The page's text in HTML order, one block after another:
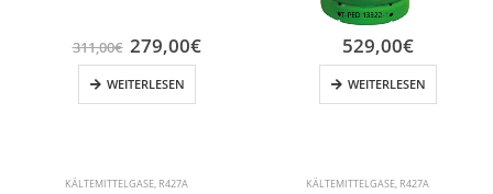
KÄLTEMITTELGASE, R427A
311,00€ 279,00€
WEITERLESEN
KÄLTEMITTELGASE, R427A
529,00€
WEITERLESEN